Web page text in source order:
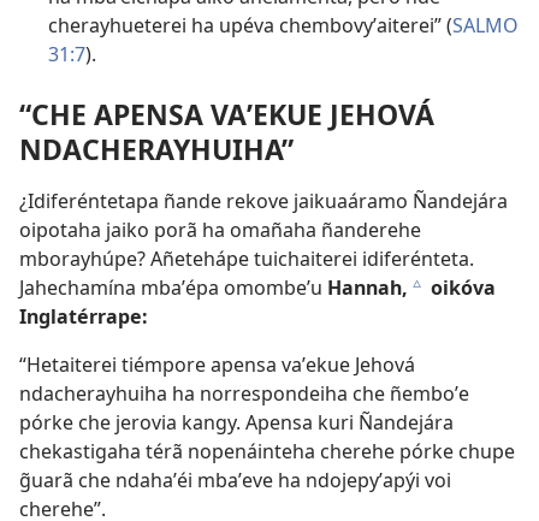
cherayhueterei ha upéva chembovyʼaiterei” (SALMO
31:7).
“CHE APENSA VAʼEKUE JEHOVÁ
NDACHERAYHUIHA”
¿Idiferéntetapa ñande rekove jaikuaáramo Ñandejára
oipotaha jaiko porã ha omañaha ñanderehe
mborayhúpe? Añetehápe tuichaiterei idiferénteta.
Jahechamína mbaʼépa omombeʼu Hannah, c oikóva
Inglatérrape:
“Hetaiterei tiémpore apensa vaʼekue Jehová
ndacherayhuiha ha norrespondeiha che ñemboʼe
pórke che jerovia kangy. Apensa kuri Ñandejára
chekastigaha térã nopenáinteha cherehe pórke chupe
g̃uarã che ndahaʼéi mbaʼeve ha ndojepyʼapýi voi
cherehe”.